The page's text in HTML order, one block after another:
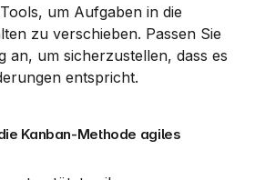
um Aufgaben in die
zu verschieben. Passen Sie
an, um sicherzustellen, dass es
entspricht.
Kanban-Methode agiles